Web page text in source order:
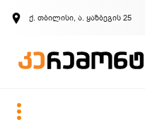
ქ. თბილისი, ა. ყაზბეგის 25
ზარის მოთხოვნა